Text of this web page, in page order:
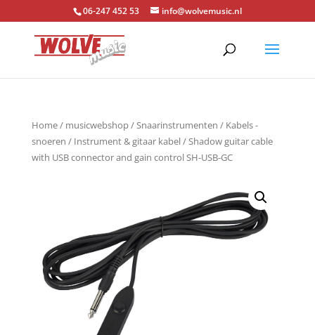
06-247 452 53 info@wolvemusic.nl
Home/ musicwebshop/Snaarinstrumenten / Kabels -
snoeren / Instrument & gitaar kabel/ Shadow guitar cable
with USB connector and gain control SH-USB-GC